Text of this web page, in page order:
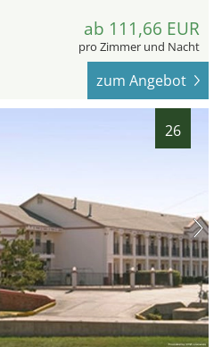
ab 111,66 EUR
pro Zimmer und Nacht
zum Angebot
26